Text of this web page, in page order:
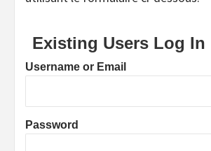
Existing Users Log In
Username or Email
Password